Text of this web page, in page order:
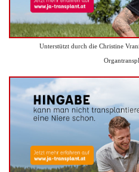
Unterstützt durch die Christine